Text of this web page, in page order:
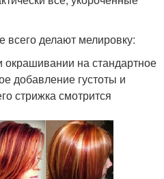
всего делают мелировку:
на стандартное
добавление густоты и
стрижка смотрится